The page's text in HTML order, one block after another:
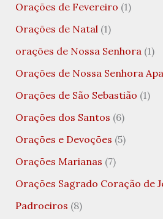
Orações de Fevereiro (1)
Orações de Natal(1)
orações de Nossa Senhora(1)
Orações de Nossa Senhora
Orações de São Sebastião (1)
Orações dos Santos (6)
Orações e Devoções (5)
Orações Marianas (7)
Orações Sagrado Coração de
Padroeiros (8)